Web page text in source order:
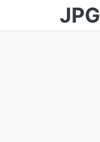
JPG